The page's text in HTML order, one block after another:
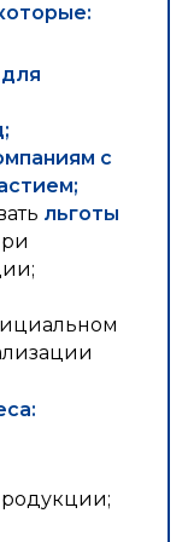
с
льготы